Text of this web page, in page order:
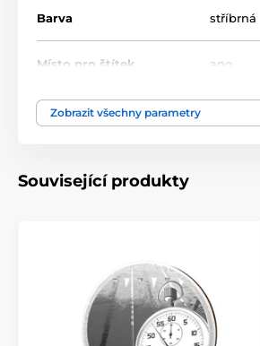
Barva stříbrná
Místo pro štítek ano
Výška cm
Způsob personalizace
Zobrazit všechny parametry
Související produkty